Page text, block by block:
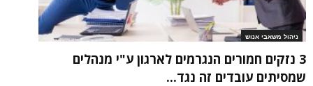
ניהול משאבי אנוש
3 נזקים חמורים הנגרמים לארגון ע"י מנהלים
שמסיתים עובדים זה נגד...